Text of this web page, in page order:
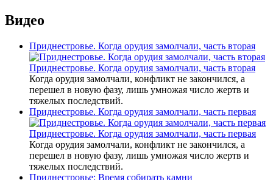
Видео
Приднестровье. Когда орудия замолчали, часть вторая
Приднестровье. Когда орудия замолчали, часть вторая
Когда орудия замолчали, конфликт не закончился, а
перешел в новую фазу, лишь умножая число жертв и
тяжелых последствий.
Приднестровье. Когда орудия замолчали, часть первая
Приднестровье. Когда орудия замолчали, часть первая
Когда орудия замолчали, конфликт не закончился, а
перешел в новую фазу, лишь умножая число жертв и
тяжелых последствий.
Приднестровье: Время собирать камни